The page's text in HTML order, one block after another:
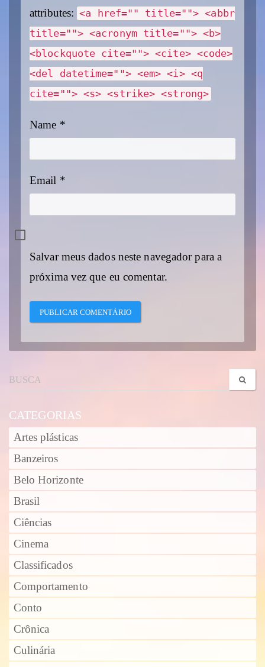
attributes: <a href="" title=""> <abbr
title=""> <acronym title=""> <b>
<blockquote cite=""> <cite> <code>
<del datetime=""> <em> <i> <q
cite=""> <s> <strike> <strong>
Name *
Email *
Salvar meus dados neste navegador para a
próxima vez que eu comentar.
CATEGORIAS
Artes plásticas
Banzeiros
Belo Horizonte
Brasil
Ciências
Cinema
Classificados
Comportamento
Conto
Crônica
Culinária